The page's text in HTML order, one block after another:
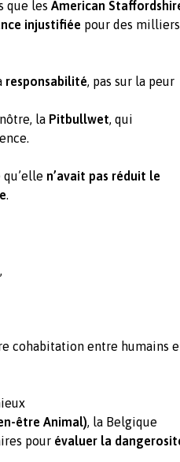
que les American
injustifiée pour des milliers
responsabilité, pas sur la peur
la Pitbullwet, qui
n’avait pas réduit le
.
,
cohabitation entre humains
être Animal), la Belgique
pour évaluer la